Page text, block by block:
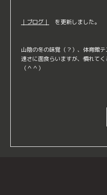
｜ブログ｜ を更新しました。
山陰の冬の味覚（？）、体育館
速さに面食らいますが、慣れて
（＾＾）